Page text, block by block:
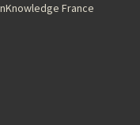
France